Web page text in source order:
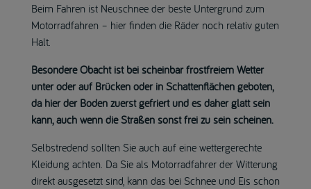
Beim Fahren ist Neuschnee der beste Untergrund zum
Motorradfahren – hier finden die Räder noch relativ guten
Halt.
Besondere Obacht ist bei scheinbar frostfreiem Wetter
unter oder auf Brücken oder in Schattenflächen geboten,
da hier der Boden zuerst gefriert und es daher glatt sein
kann, auch wenn die Straßen sonst frei zu sein scheinen.
Selbstredend sollten Sie auch auf eine wettergerechte
Kleidung achten. Da Sie als Motorradfahrer der Witterung
direkt ausgesetzt sind, kann das bei Schnee und Eis schon